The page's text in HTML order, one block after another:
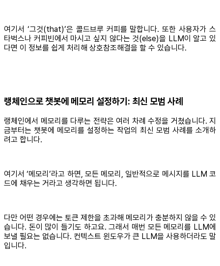
여기서 ‘그것(that)’은 콜드브루 커피를 말합니다. 또한 사용자가 스
타벅스나 커피빈에서 마시고 싶지 않다는 것(else)을 LLM이 알고 있
다면 이 정보를 쉽게 처리해 상호참조해결을 할 수 있습니다.
랭체인으로 챗봇에 메모리 설정하기: 최신 모범 사례
랭체인에서 메모리를 다루는 전략은 여러 차례 수정을 거쳤습니다. 지
금부터는 챗봇에 메모리를 설정하는 작업의 최신 모범 사례를 소개하
려고 합니다.
여기서 ‘메모리’라고 하면, 모든 메모리, 일반적으로 메시지를 LLM 코
드에 채우는 거라고 생각하면 됩니다.
다만 어떤 경우에는 토큰 제한을 초과해 메모리가 충분하지 않을 수 있
습니다. 돈이 많이 들기도 하고요. 그래서 매번 모든 메모리를 LLM에
보낼 필요는 없습니다. 컨텍스트 윈도우가 큰 LLM을 사용하더라도 말
입니다.